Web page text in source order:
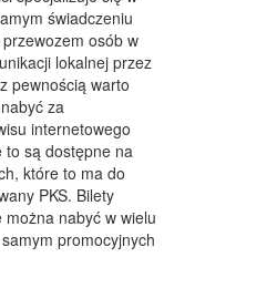
SPORT
RTV, AGD
ZWIERZĄT
ROŚLINY
świadczeniu
osób w
lokalnej przez
pewnością warto
za
internetowego
to są dostępne na
które to ma do
PKS. Bilety
nabyć w wielu
promocyjnych